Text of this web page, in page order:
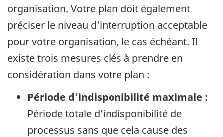
organisation. Votre plan doit également
préciser le niveau d’interruption acceptable
pour votre organisation, le cas échéant. Il
existe trois mesures clés à prendre en
considération dans votre plan :
Période d’indisponibilité maximale :
Période totale d’indisponibilité de
processus sans que cela cause des